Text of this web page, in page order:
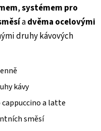
,systémem pro
advěma ocelovými
druhy kávových
kávy
a latte
směsí